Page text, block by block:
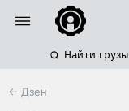
Найти грузы
← Дзен